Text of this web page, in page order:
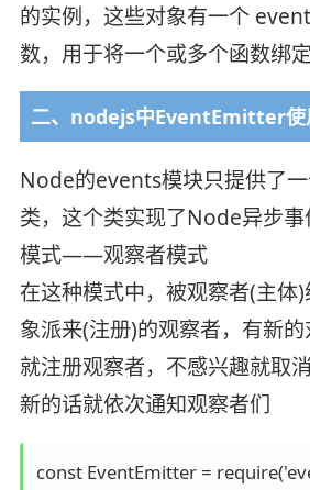
的实例，这些对象有一个
数，用于将一个或多个函数绑
二、nodejs中EventEmitter使
Node的events模块只提供了
类，这个类实现了Node异步
模式——观察者模式
在这种模式中，被观察者(主体
象派来(注册)的观察者，有新
就注册观察者，不感兴趣就取
新的话就依次通知观察者们
const EventEmitter =